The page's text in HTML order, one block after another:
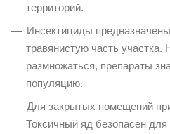
территорий.
Инсектициды
травянистую часть
размножаться, препараты
популяцию.
Для закрытых помещений
Токсичный яд безопасен